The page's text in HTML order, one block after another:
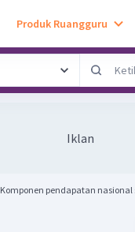
Produk Ruangguru
Iklan
Komponen pendapatan